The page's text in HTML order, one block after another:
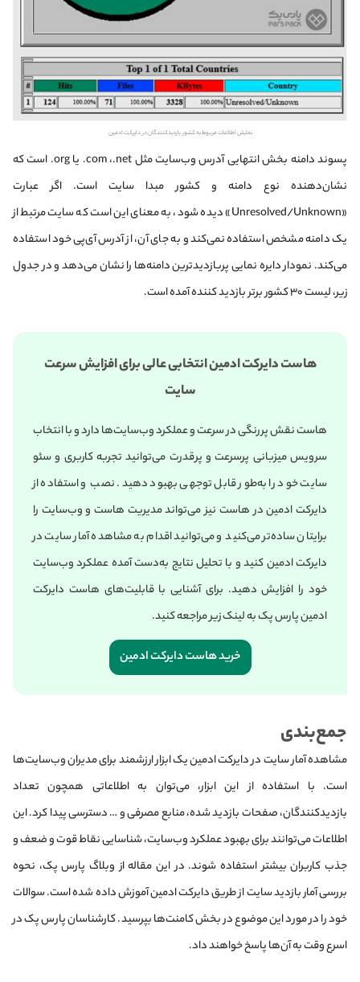
نمایش اطلاعات مربوط به کشور بازدیدکنندگان در دایرکت ادمین
پسوند دامنه بخش انتهایی آدرس وب‌سایت مثل com ،.net. یا org. است که
نشان‌دهنده نوع دامنه و کشور مبدا سایت است. اگر عبارت
«Unresolved/Unknown» دیده شود، به معنای این است که سایت مرتبط از
یک دامنه مشخص استفاده نمی‌کند و به جای آن، از آدرس آی‌پی خود استفاده
می‌کند. نمودار دایره نمایی پربازدیدترین دامنه‌ها را نشان می‌دهد و در جدول
زیر، لیست ۳۰ کشور برتر بازدید کننده آمده است.
هاست دایرکت ادمین انتخابی عالی برای افزایش سرعت
سایت
هاست نقش پررنگی در سرعت و عملکرد وب‌سایت‌ها دارد و با انتخاب
سرویس میزبانی پرسرعت و پرقدرت می‌توانید تجربه کاربری و سئو
سایت خود را به‌طور قابل توجهی بهبود دهید. نصب و استفاده از
دایرکت ادمین در هاست نیز می‌تواند مدیریت هاست و وب‌سایت را
برایتان ساده‌تر می‌کنید و می‌توانید اقدام به مشاهده آمار سایت در
دایرکت ادمین کنید و با تحلیل نتایج به‌دست آمده عملکرد وب‌سایت
خود را افزایش دهید. برای آشنایی با قابلیت‌های هاست دایرکت
ادمین پارس پک به لینک زیر مراجعه کنید.
خرید هاست دایرکت ادمین
جمع‌بندی
مشاهده آمار سایت در دایرکت ادمین یک ابزار ارزشمند برای مدیران وب‌سایت‌ها
است. با استفاده از این ابزار، می‌توان به اطلاعاتی همچون تعداد
بازدیدکنندگان، صفحات بازدید شده، منابع مصرفی و … دسترسی پیدا کرد. این
اطلاعات می‌توانند برای بهبود عملکرد وب‌سایت، شناسایی نقاط قوت و ضعف و
جذب کاربران بیشتر استفاده شوند. در این مقاله از وبلاگ پارس پک، نحوه
بررسی آمار بازدید سایت از طریق دایرکت ادمین آموزش داده شده است. سوالات
خود را در مورد این موضوع در بخش کامنت‌ها بپرسید. کارشناسان پارس پک در
اسرع وقت به آن‌ها پاسخ خواهند داد.